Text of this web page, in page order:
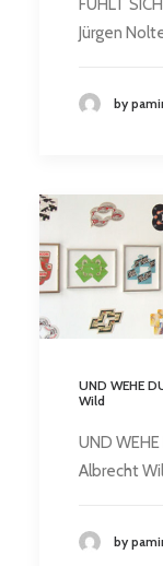
FÜHLT
Jürgen
by
UND WEHE
Wild
UND WEHE
Albrecht
by